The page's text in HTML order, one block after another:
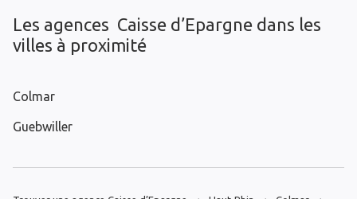
Les agences Caisse d’Epargne dans les
villes à proximité
Colmar
Guebwiller